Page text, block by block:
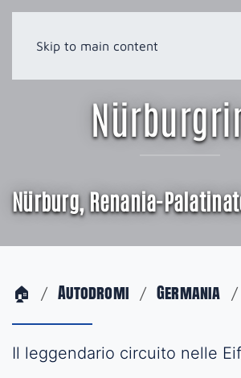
Skip to main content
Nürburg, Renania-
🏠 Autodromi Germania
Il leggendario circuito nelle